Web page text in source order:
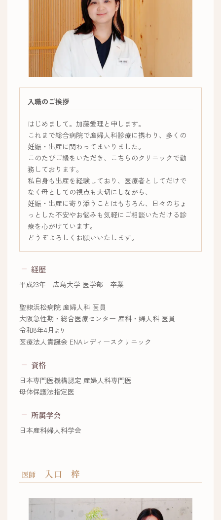
入職のご挨拶
はじめまして。加藤愛理と申します。
これまで総合病院で産婦人科診療に携わり、多くの
妊娠・出産に関わってまいりました。
このたびご縁をいただき、こちらのクリニックで勤
務しております。
私自身も出産を経験しており、医療者としてだけで
なく母としての視点も大切にしながら、
妊娠・出産に寄り添うことはもちろん、日々のちょ
っとした不安やお悩みも気軽にご相談いただける診
療を心がけています。
どうぞよろしくお願いいたします。
経歴
平成23年 広島大学 医学部 卒業
聖隷浜松病院 産婦人科 医員
大阪急性期・総合医療センター 産科・婦人科 医員
令和8年4月 より
医療法人貴誕会 ENAレディースクリニック
資格
日本専門医機構認定 産婦人科専門医
母体保護法指定医
所属学会
日本産科婦人科学会
医師 入口 梓